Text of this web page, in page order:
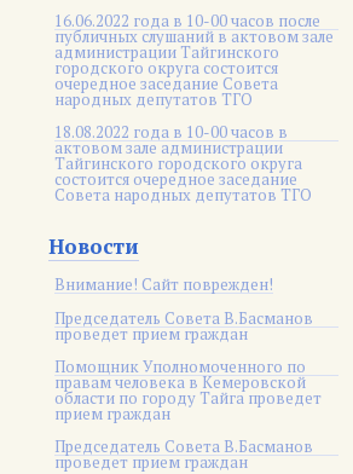
16.06.2022 года в 10-00 часов после
публичных слушаний в актовом зале
администрации Тайгинского
городского округа состоится
очередное заседание Совета
народных депутатов ТГО
18.08.2022 года в 10-00 часов в
актовом зале администрации
Тайгинского городского округа
состоится очередное заседание
Совета народных депутатов ТГО
Новости
Внимание! Сайт поврежден!
Председатель Совета В.Басманов
проведет прием граждан
Помощник Уполномоченного по
правам человека в Кемеровской
области по городу Тайга проведет
прием граждан
Председатель Совета В.Басманов
проведет прием граждан